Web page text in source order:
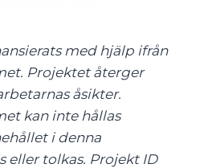
med hjälp ifrån
. Projektet återger
åsikter.
kan inte hållas
i denna
eller tolkas. Projekt ID